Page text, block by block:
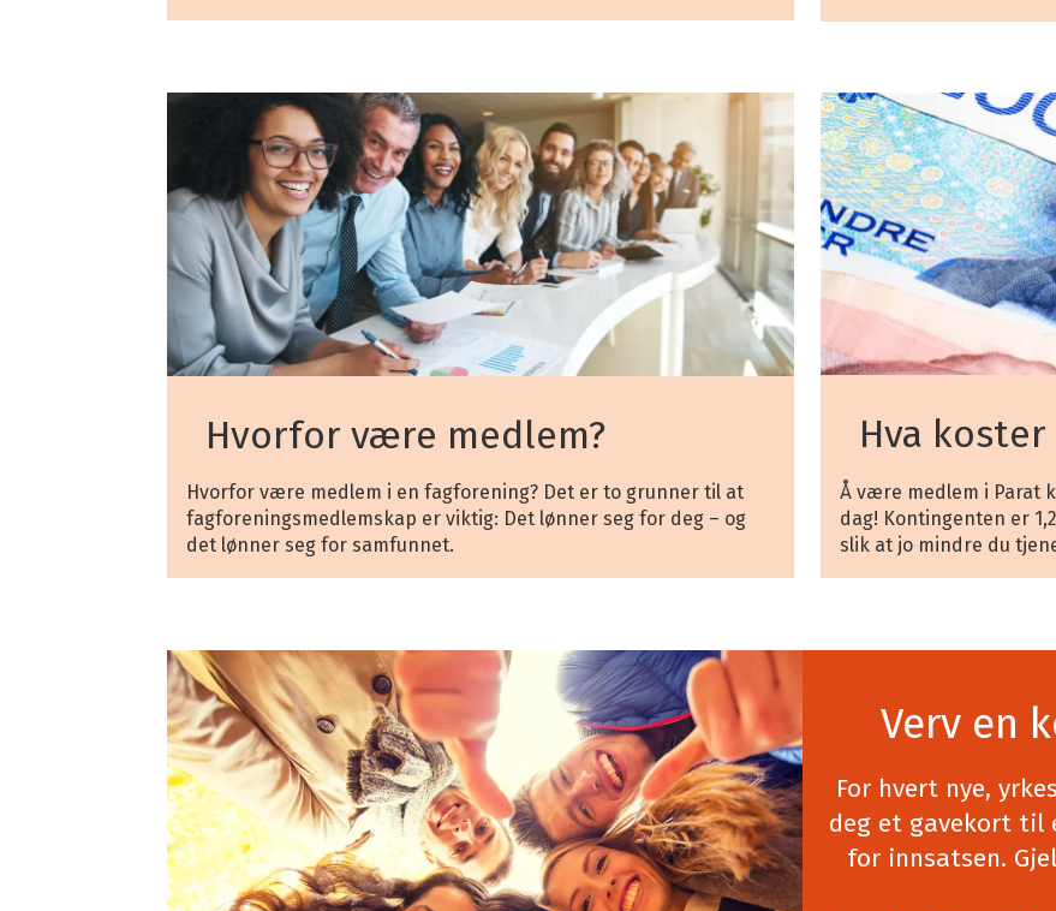
Hvorfor være medlem?
Hvorfor være medlem i en fagforening? Det er to grunner til at
fagforeningsmedlemskap er viktig: Det lønner seg for deg – og
det lønner seg for samfunnet.
Hva
Å være medlem i Parat
dag! Kontingenten er
slik at jo mindre du
Verv en
For hvert nye,
deg et gavekort til
for innsatsen.